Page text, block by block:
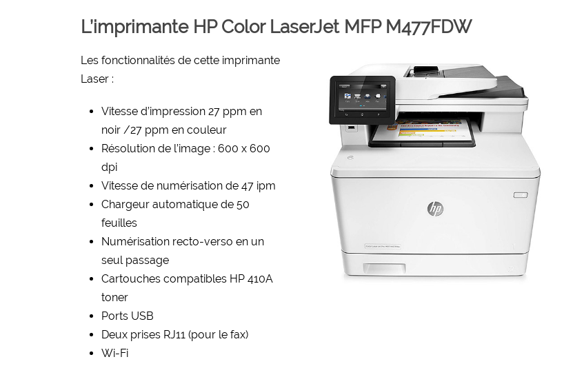
L’imprimante HP Color LaserJet MFP M477FDW
Les fonctionnalités de cette imprimante
Laser :
Vitesse d’impression 27 ppm en
noir /27 ppm en couleur
Résolution de l’image : 600 x 600
dpi
Vitesse de numérisation de 47 ipm
Chargeur automatique de 50
feuilles
Numérisation recto-verso en un
seul passage
Cartouches compatibles HP 410A
toner
Ports USB
Deux prises RJ11 (pour le fax)
Wi-Fi